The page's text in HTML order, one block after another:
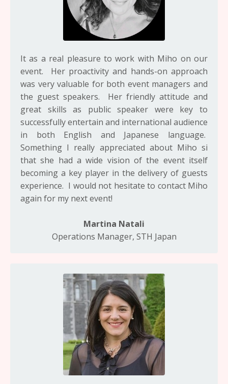
It as a real pleasure to work with Miho on our
event. Her proactivity and hands-on approach
was very valuable for both event managers and
the guest speakers. Her friendly attitude and
great skills as public speaker were key to
successfully entertain and international audience
in both English and Japanese language.
Something I really appreciated about Miho si
that she had a wide vision of the event itself
becoming a key player in the delivery of guests
experience. I would not hesitate to contact Miho
again for my next event!
Martina Natali
Operations Manager, STH Japan